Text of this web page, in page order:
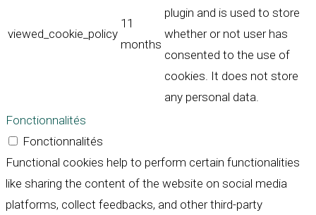
viewed_cookie_policy
11
months
plugin and is used to store
whether or not user has
consented to the use of
cookies. It does not store
any personal data.
Fonctionnalités
Fonctionnalités
Functional cookies help to perform certain functionalities
like sharing the content of the website on social media
platforms, collect feedbacks, and other third-party